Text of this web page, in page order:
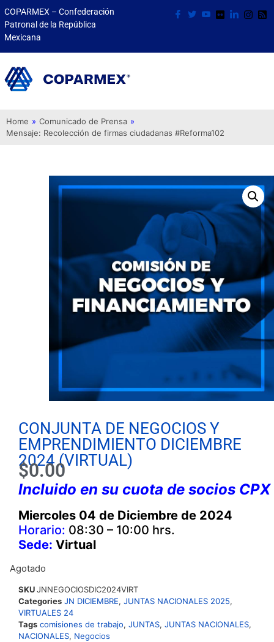
COPARMEX – Confederación
Patronal de la República
Mexicana
Home » Comunicado de Prensa »
Mensaje: Recolección de firmas ciudadanas #Reforma102
CONJUNTA DE NEGOCIOS Y
EMPRENDIMIENTO DICIEMBRE
2024 (VIRTUAL)
$0.00
Incluido en su cuota de socios CPX
Miercoles 04 de Diciembre de 2024
Horario: 08:30 – 10:00 hrs.
Sede: Virtual
Agotado
SKUJNNEGOCIOSDIC2024VIRT
Categories JN DICIEMBRE, JUNTAS NACIONALES 2025,
VIRTUALES 24
Tags comisiones de trabajo, JUNTAS, JUNTAS NACIONALES,
NACIONALES, Negocios